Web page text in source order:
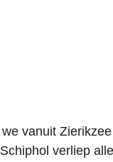
vanuit
verliep